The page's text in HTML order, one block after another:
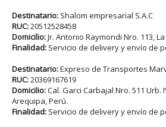
Destinatario: Shalom empresarial S.A.C
RUC:20512528458
Domicilio:Jr. Antonio Raymondi Nro. 113,
Finalidad: Servicio de delivery y envío de
Destinatario:Expreso de Transportes
RUC:20369167619
Domicilio:Cal. Garci Carbajal Nro. 511
Arequipa, Perú.
Finalidad: Servicio de delivery y envío de